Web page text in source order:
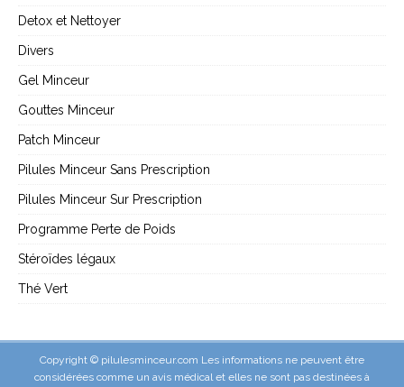
Detox et Nettoyer
Divers
Gel Minceur
Gouttes Minceur
Patch Minceur
Pilules Minceur Sans Prescription
Pilules Minceur Sur Prescription
Programme Perte de Poids
Stéroïdes légaux
Thé Vert
Copyright © pilulesminceur.com Les informations ne peuvent être
considérées comme un avis médical et elles ne sont pas destinées à